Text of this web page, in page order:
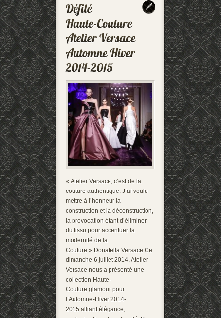
« Atelier Versace, c’est de la
couture authentique. J’ai voulu
mettre à l’honneur la
construction et la déconstruction,
la provocation étant d’éliminer
du tissu pour accentuer la
modernité de la
Couture » Donatella Versace Ce
dimanche 6 juillet 2014, Atelier
Versace nous a présenté une
collection Haute-
Couture glamour pour
l’Automne-Hiver 2014-
2015 alliant élégance,